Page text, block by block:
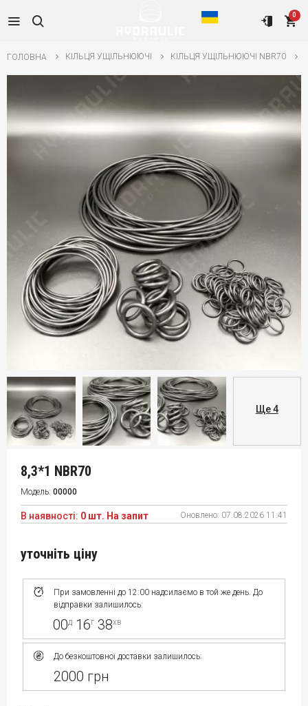
0
ГОЛОВНА КІЛЬЦЯ УЩІЛЬНЮЮЧІ КІЛЬЦЯ УЩІЛЬНЮЮЧІ NBR70
Ще 4
8,3*1 NBR70
Модель: 00000
В наявності: 0 шт. На запит Оновлено: 07.08.2026 11:41
При замовленні до 12:00 надсилаємо в той же день. До
відправки залишилось:
00д 16г 38хв
До безкоштовної доставки залишилось:
2000 грн
уточніть ціну